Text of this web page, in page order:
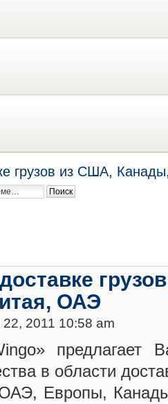
грузов из США,
ОАЭ
22, 2011 10:58 am
предлагает
в области
Европы,